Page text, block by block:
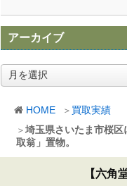
HOME
買取実績
埼玉県さいたま市桜
取翁」置物。
アーカイブ
ア
ー
【六角